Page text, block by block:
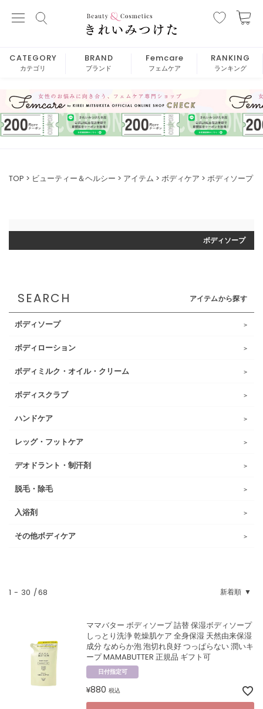
CATEGORY
カテゴリ
BRAND
ブランド
Femcare
フェムケア
RANKING
ランキング
TOP ビューティー＆ヘルシー アイテム ボディケア ボディソープ
ボディソープ
SEARCH アイテムから探す
ボディソープ
ボディローション
ボディミルク・オイル・クリーム
ボディスクラブ
ハンドケア
レッグ・フットケア
デオドラント・制汗剤
脱毛・除毛
入浴剤
その他ボディケア
新着順
1 - 30 68
ママバター ボディソープ 詰替 保湿ボディソープ
しっとり洗浄 乾燥肌ケア 全身保湿 天然由来保湿
成分 なめらか泡 泡切れ良好 つっぱらない 潤いキ
ープ MAMABUTTER 正規品 ギフト可
日付指定可
¥880 税込